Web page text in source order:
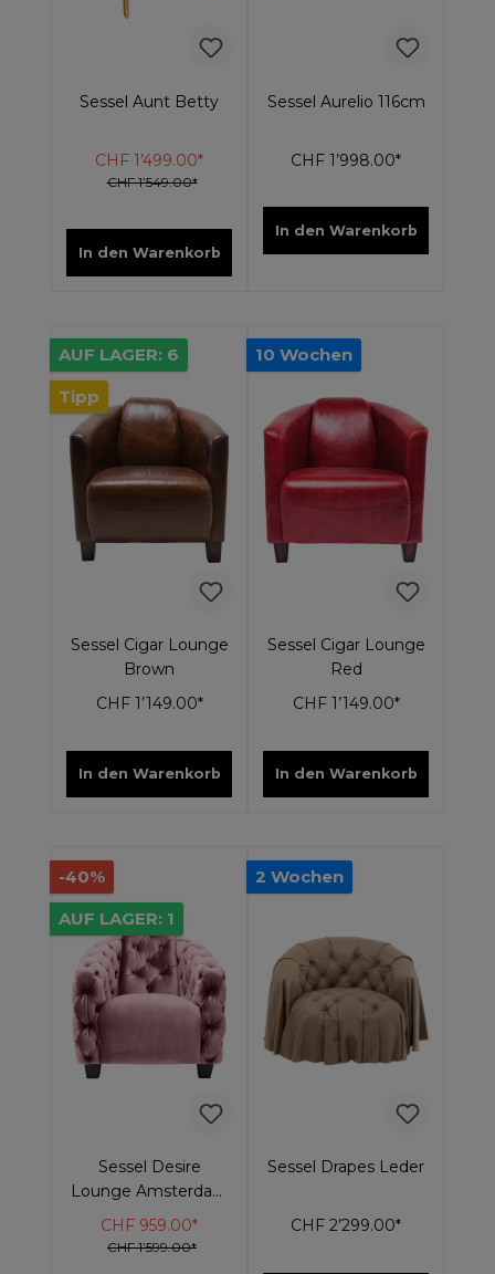
Sessel Aunt Betty
CHF 1’499.00*
CHF 1’549.00*
In den Warenkorb
Sessel Aurelio 116cm
CHF 1’998.00*
In den Warenkorb
AUF LAGER: 6
Tipp
Sessel Cigar Lounge
Brown
CHF 1’149.00*
In den Warenkorb
10 Wochen
Sessel Cigar Lounge
Red
CHF 1’149.00*
In den Warenkorb
-40%
AUF LAGER: 1
Sessel Desire
Lounge Amsterdam
Rose
CHF 959.00*
CHF 1’599.00*
2 Wochen
Sessel Drapes Leder
CHF 2’299.00*